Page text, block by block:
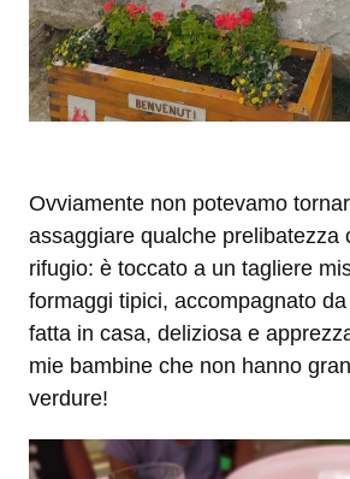
Ovviamente non potevamo
assaggiare qualche prelibatezza
rifugio: è toccato a un tagliere
formaggi tipici, accompagnato
fatta in casa, deliziosa e
mie bambine che non hanno
verdure!